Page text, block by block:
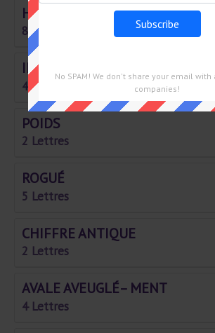
HABITUÉ À VOUS OFFRIR UN
8 Lettres
IL EST RÉSERVÉ À SES MEMBRES
4 Lettres
POIDS
2 Lettres
ROGUÉ
5 Lettres
CHIFFRE ANTIQUE
2 Lettres
AVALE AVEUGLÉ– MENT
4 Lettres
No SPAM! We don't share your email with
companies!